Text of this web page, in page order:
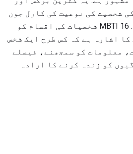
شخصیت کی نوعیت کی کارل جون
کے نظریہ پر مبنی ہے. MBTI 16 شخصیات کی اقسام کو
اشارہ ہے کہ کس طرح ایک شخص
معلومات کو سمجھنے، فیصلے
کو زندہ کرنے کا ارادہ